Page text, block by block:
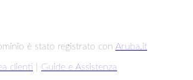
è stato registrato con Aruba.it
clienti Guide e Assistenza